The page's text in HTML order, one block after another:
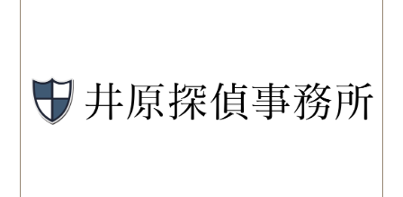
と思います。思い切ってお
願いして良かったです。 こ
の度はありがとうございま
とうございました。